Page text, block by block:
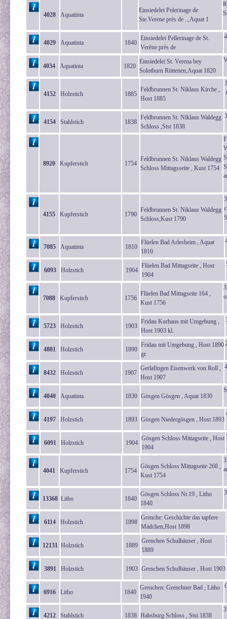
4028 Aquatinta
Einsiedelei Pelerinage de
Ste.Verene près de ..,Aquat 1
4029 Aquatinta 1840
Einsiedelei Pellerinage de St.
Verène près de
4034 Aquatinta 1820
Einsiedelei St. Verena bey
Solothurn Rüttenen,Aquat 1820
4152 Holzstich 1885
Feldbrunnen St. Niklaus Kirche ,
Host 1885
4154 Stahlstich 1838
Feldbrunnen St. Niklaus Waldegg
Schloss ,Stst 1838
8920 Kupferstich 1754
Feldbrunnen St. Niklaus Waldegg
Schloss Mittagsseite , Kust 1754
4155 Kupferstich 1790
Feldbrunnen St. Niklaus Waldegg
Schloss,Kust 1790
7085 Aquatinta 1810
Flüelen Bad Arlesheim , Aquat
1810
6093 Holzstich 1904
Flüelen Bad Mittagseite , Host
1904
7088 Kupferstich 1756
Flüelen Bad Mittagseite 164 ,
Kust 1756
5723 Holzstich 1903
Fridau Kurhaus mit Umgebung ,
Host 1903 kl.
4881 Holzstich 1890
Fridau mit Umgebung , Host 1890
gr.
8432 Holzstich 1907
Gerlafingen Eisenwerk von Roll ,
Host 1907
4040 Aquatinta 1830 Gösgen Gösgen , Aquat 1830
4197 Holzstich 1893 Gösgen Niedergösgen , Host 1893
6091 Holzstich 1904
Gösgen Schloss Mittagseite , Host
1904
4041 Kupferstich 1754
Gösgen Schloss Mittagseite 268 ,
Kust 1754
13368 Litho 1840
Gösgen Schloss Nr.19 , Litho
1840
6114 Holzstich 1898
Grenche: Geschichte das tapfere
Mädchen,Host 1898
12131 Holzstich 1889
Grenchen Schulhäuser , Host
1889
3891 Holzstich 1903 Grenchen Schulhäuser , Host 1903
6916 Litho 1840
Grenchen: Grenchner Bad , Litho
1940
4212 Stahlstich 1838 Habsburg Schloss , Stst 1838